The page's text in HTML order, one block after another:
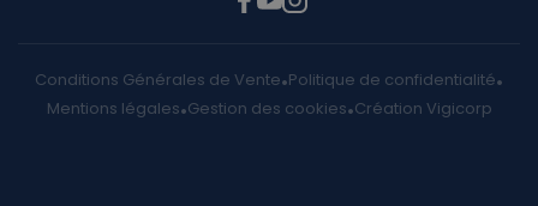
Conditions Générales de Vente Politique de confidentialité
Mentions légales Gestion des cookies Création Vigicorp